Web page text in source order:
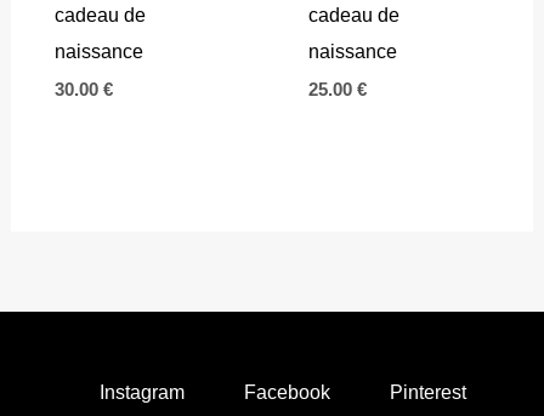
cadeau de
naissance
30.00 €
cadeau de
naissance
25.00 €
Instagram Facebook
Pinterest